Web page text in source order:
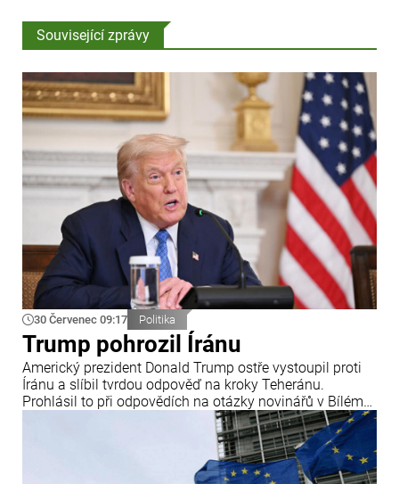
Související zprávy
30 Červenec 09:17 Politika
Trump pohrozil Íránu
Americký prezident Donald Trump ostře vystoupil proti
Íránu a slíbil tvrdou odpověď na kroky Teheránu.
Prohlásil to při odpovědích na otázky novinářů v Bílém
domě. Podle amerického prezidenta jsou Spojené státy
připraveny zasadit Íránu „velmi silný úder“.